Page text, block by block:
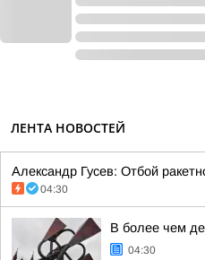
ЛЕНТА НОВОСТЕЙ
Александр Гусев: Отбой
04:30
В более чем
04:30